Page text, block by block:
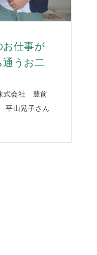
お仕事が
うお二
式会社 豊前
山晃子さん